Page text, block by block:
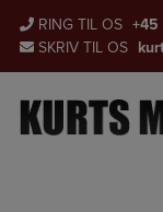
Hop
indholdet
RING TIL OS +45
SKRIV TIL OS